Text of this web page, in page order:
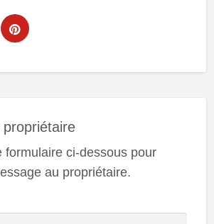
formulaire ci-dessous pour
au propriétaire.